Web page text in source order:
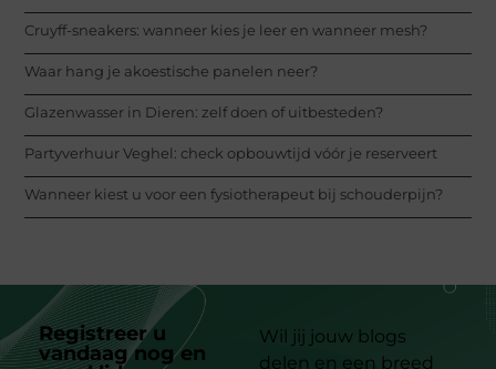
Cruyff-sneakers: wanneer kies je leer en wanneer mesh?
Waar hang je akoestische panelen neer?
Glazenwasser in Dieren: zelf doen of uitbesteden?
Partyverhuur Veghel: check opbouwtijd vóór je reserveert
Wanneer kiest u voor een fysiotherapeut bij schouderpijn?
Registreer u
vandaag nog en
Wil jij jouw blogs
delen en een breed